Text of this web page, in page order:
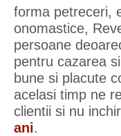
forma petreceri,
onomastice,
persoane
pentru cazarea
bune si placute
acelasi timp ne
clientii si nu
ani.